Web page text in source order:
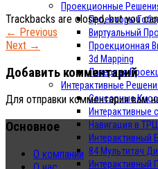
Проекционные
Проекторы Гобо
Виртуальный
Проекционная
3d Mapping
Лазерная
Интерактивные
Сенсорные
Интерактивные
Навигация в ТРЦ
Интерактивный
84 Мультитач
Интерактивный
Trackbacks are closed, but you can
← Previous
Next →
Добавить комментарий
Для отправки комментария вам
Основное
О компании